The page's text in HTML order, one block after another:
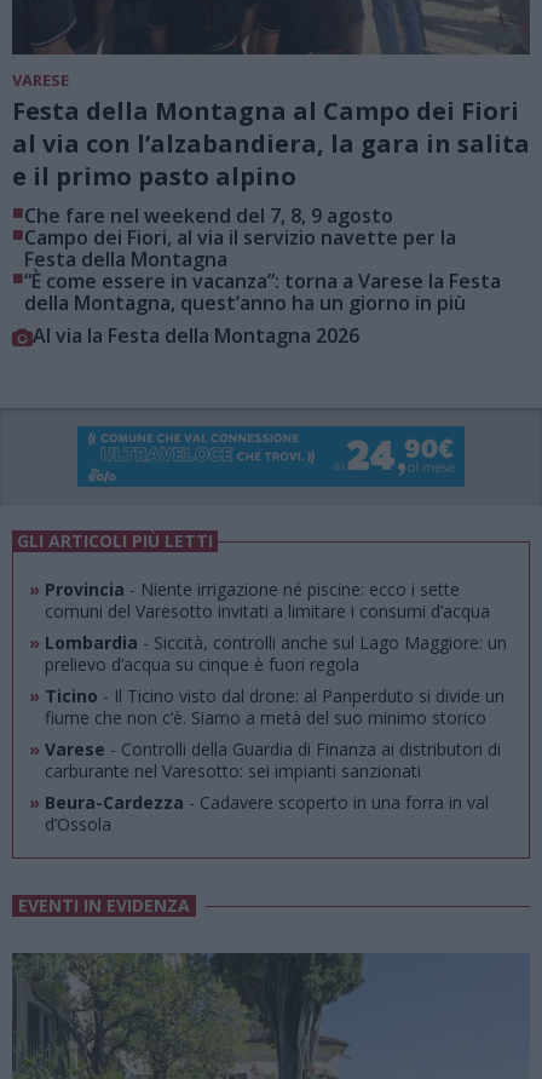
VARESE
Festa della Montagna al Campo dei Fiori
al via con l’alzabandiera, la gara in salita
e il primo pasto alpino
■Che fare nel weekend del 7, 8, 9 agosto
■Campo dei Fiori, al via il servizio navette per la
Festa della Montagna
■“È come essere in vacanza”: torna a Varese la Festa
della Montagna, quest’anno ha un giorno in più
Al via la Festa della Montagna 2026
GLI ARTICOLI PIÙ LETTI
» Provincia - Niente irrigazione né piscine: ecco i sette
comuni del Varesotto invitati a limitare i consumi d’acqua
» Lombardia - Siccità, controlli anche sul Lago Maggiore: un
prelievo d’acqua su cinque è fuori regola
» Ticino - Il Ticino visto dal drone: al Panperduto si divide un
fiume che non c’è. Siamo a metà del suo minimo storico
» Varese - Controlli della Guardia di Finanza ai distributori di
carburante nel Varesotto: sei impianti sanzionati
» Beura-Cardezza - Cadavere scoperto in una forra in val
d’Ossola
EVENTI IN EVIDENZA